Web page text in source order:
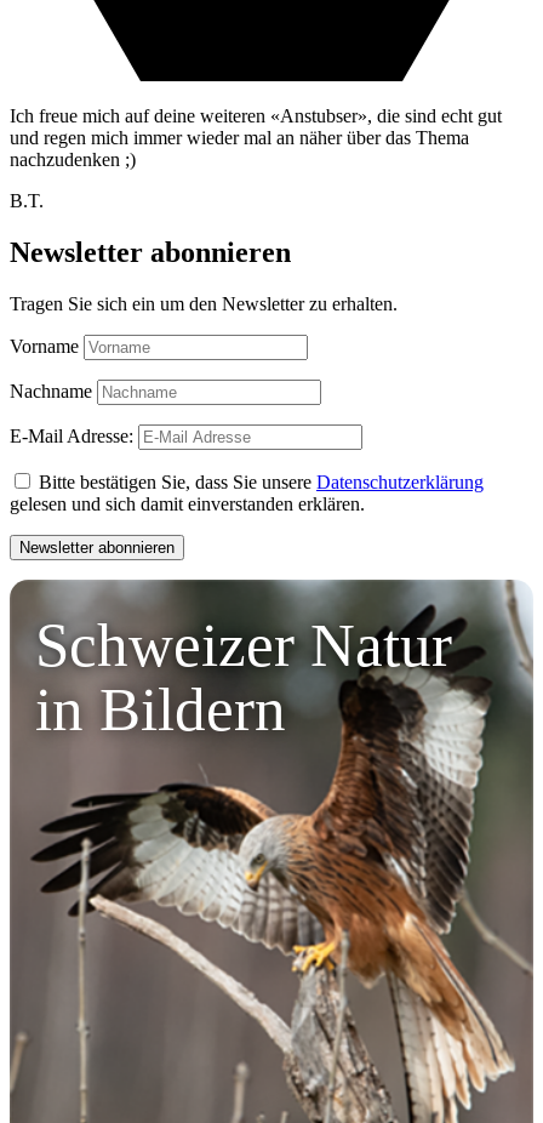
Ich freue mich auf deine weiteren «Anstubser», die sind echt gut
und regen mich immer wieder mal an näher über das Thema
nachzudenken ;)
B.T.
Newsletter abonnieren
Tragen Sie sich ein um den Newsletter zu erhalten.
Vorname
Nachname
E-Mail Adresse:
Bitte bestätigen Sie, dass Sie unsere Datenschutzerklärung
gelesen und sich damit einverstanden erklären.
Schweizer Natur
in Bildern